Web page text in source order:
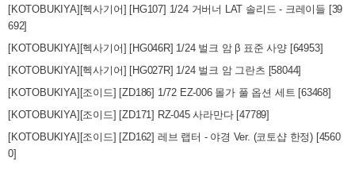
[KOTOBUKIYA][헥사기어] [HG107] 1/24 거버너 LAT 솔리드 - 크레이들 [39
692]
[KOTOBUKIYA][헥사기어] [HG046R] 1/24 벌크 암 β 표준 사양 [64953]
[KOTOBUKIYA][헥사기어] [HG027R] 1/24 벌크 암 그란츠 [58044]
[KOTOBUKIYA][조이드] [ZD186] 1/72 EZ-006 몰가 풀 옵션 세트 [63468]
[KOTOBUKIYA][조이드] [ZD171] RZ-045 사라만다 [47789]
[KOTOBUKIYA][조이드] [ZD162] 레브 랩터 - 야경 Ver. (코토샵 한정) [4560
0]